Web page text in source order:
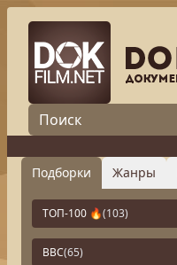
Подборки Жанры
ТОП-100 🔥(103)
BBC(65)